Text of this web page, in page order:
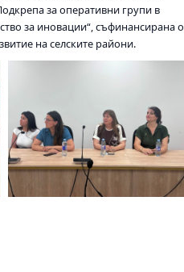
за оперативни групи в
за иновации“, съфинансирана
на селските райони.